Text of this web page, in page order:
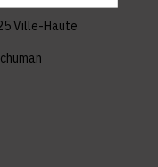
Ville-Haute